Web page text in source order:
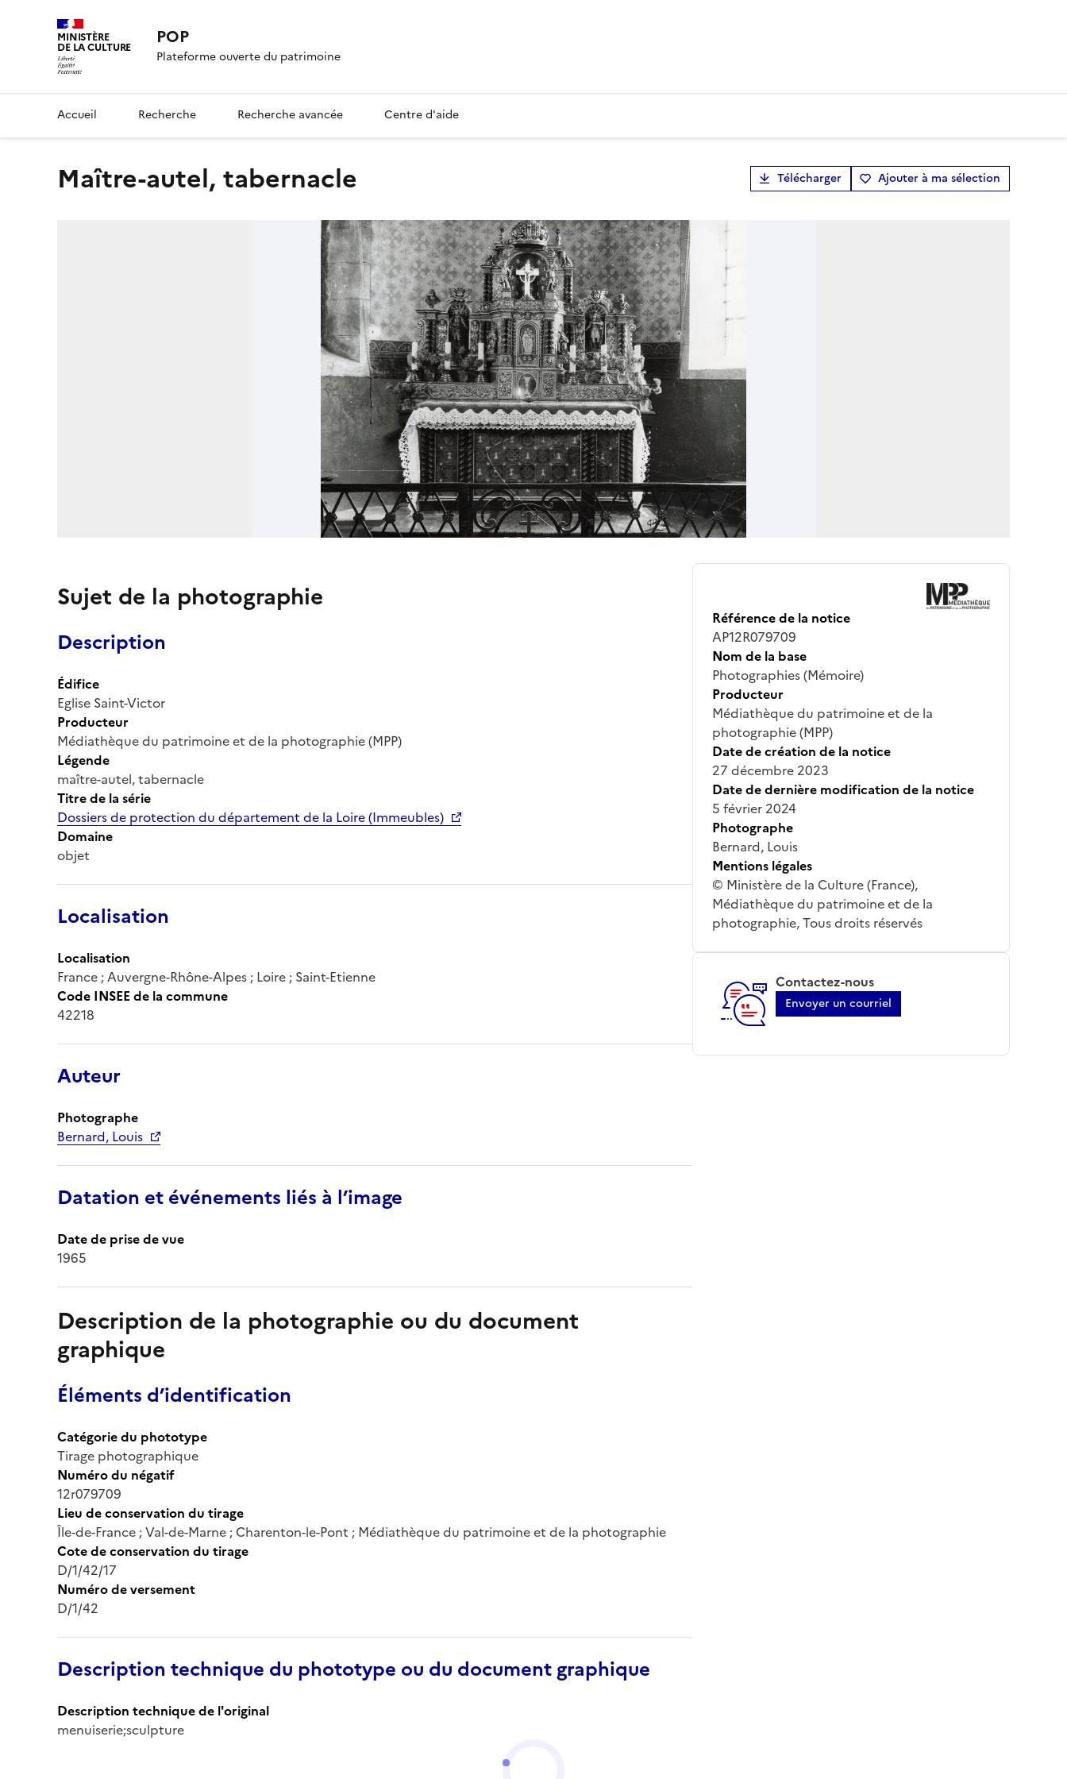
MINISTÈRE
DE LA CULTURE POP
Plateforme ouverte du patrimoine
Accueil Recherche Recherche avancée Centre d'aide
maître-autel, tabernacle Télécharger Ajouter à ma sélection
Sujet de la photographie
Description
Édifice
Eglise Saint-Victor
Producteur
Médiathèque du patrimoine et de la photographie (MPP)
Légende
maître-autel, tabernacle
Titre de la série
Dossiers de protection du département de la Loire (Immeubles)
Domaine
objet
Localisation
Localisation
France ; Auvergne-Rhône-Alpes ; Loire ; Saint-Etienne
Code INSEE de la commune
42218
Auteur
Photographe
Bernard, Louis
Datation et événements liés à l’image
Date de prise de vue
1965
Description de la photographie ou du document
graphique
Éléments d’identification
Catégorie du phototype
Tirage photographique
Numéro du négatif
12r079709
Lieu de conservation du tirage
Île-de-France ; Val-de-Marne ; Charenton-le-Pont ; Médiathèque du patrimoine et de la photographie
Cote de conservation du tirage
D/1/42/17
Numéro de versement
D/1/42
Description technique du phototype ou du document graphique
Description technique de l'original
menuiserie;sculpture
Référence de la notice
AP12R079709
Nom de la base
Photographies (Mémoire)
Producteur
Médiathèque du patrimoine et de la
photographie (MPP)
Date de création de la notice
27 décembre 2023
Date de dernière modification de la notice
5 février 2024
Photographe
Bernard, Louis
Mentions légales
© Ministère de la Culture (France),
Médiathèque du patrimoine et de la
photographie, Tous droits réservés
Contactez-nous
Envoyer un courriel